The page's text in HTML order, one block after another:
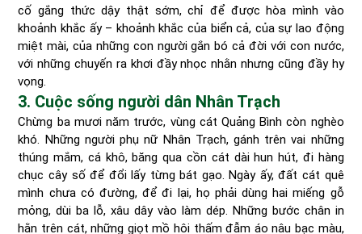
cố gắng thức dậy thật sớm, chỉ để được hòa mình vào
khoảnh khắc ấy – khoảnh khắc của biển cả, của sự lao động
miệt mài, của những con người gắn bó cả đời với con nước,
với những chuyến ra khơi đầy nhọc nhằn nhưng cũng đầy hy
vọng.
3. Cuộc sống người dân Nhân Trạch
Chừng ba mươi năm trước, vùng cát Quảng Bình còn nghèo
khó. Những người phụ nữ Nhân Trạch, gánh trên vai những
thúng mắm, cá khô, băng qua cồn cát dài hun hút, đi hàng
chục cây số để đổi lấy từng bát gạo. Ngày ấy, đất cát quê
mình chưa có đường, để đi lại, họ phải dùng hai miếng gỗ
mỏng, dùi ba lỗ, xâu dây vào làm dép. Những bước chân in
hằn trên cát, những giọt mồ hôi thấm đẫm áo nâu bạc màu,